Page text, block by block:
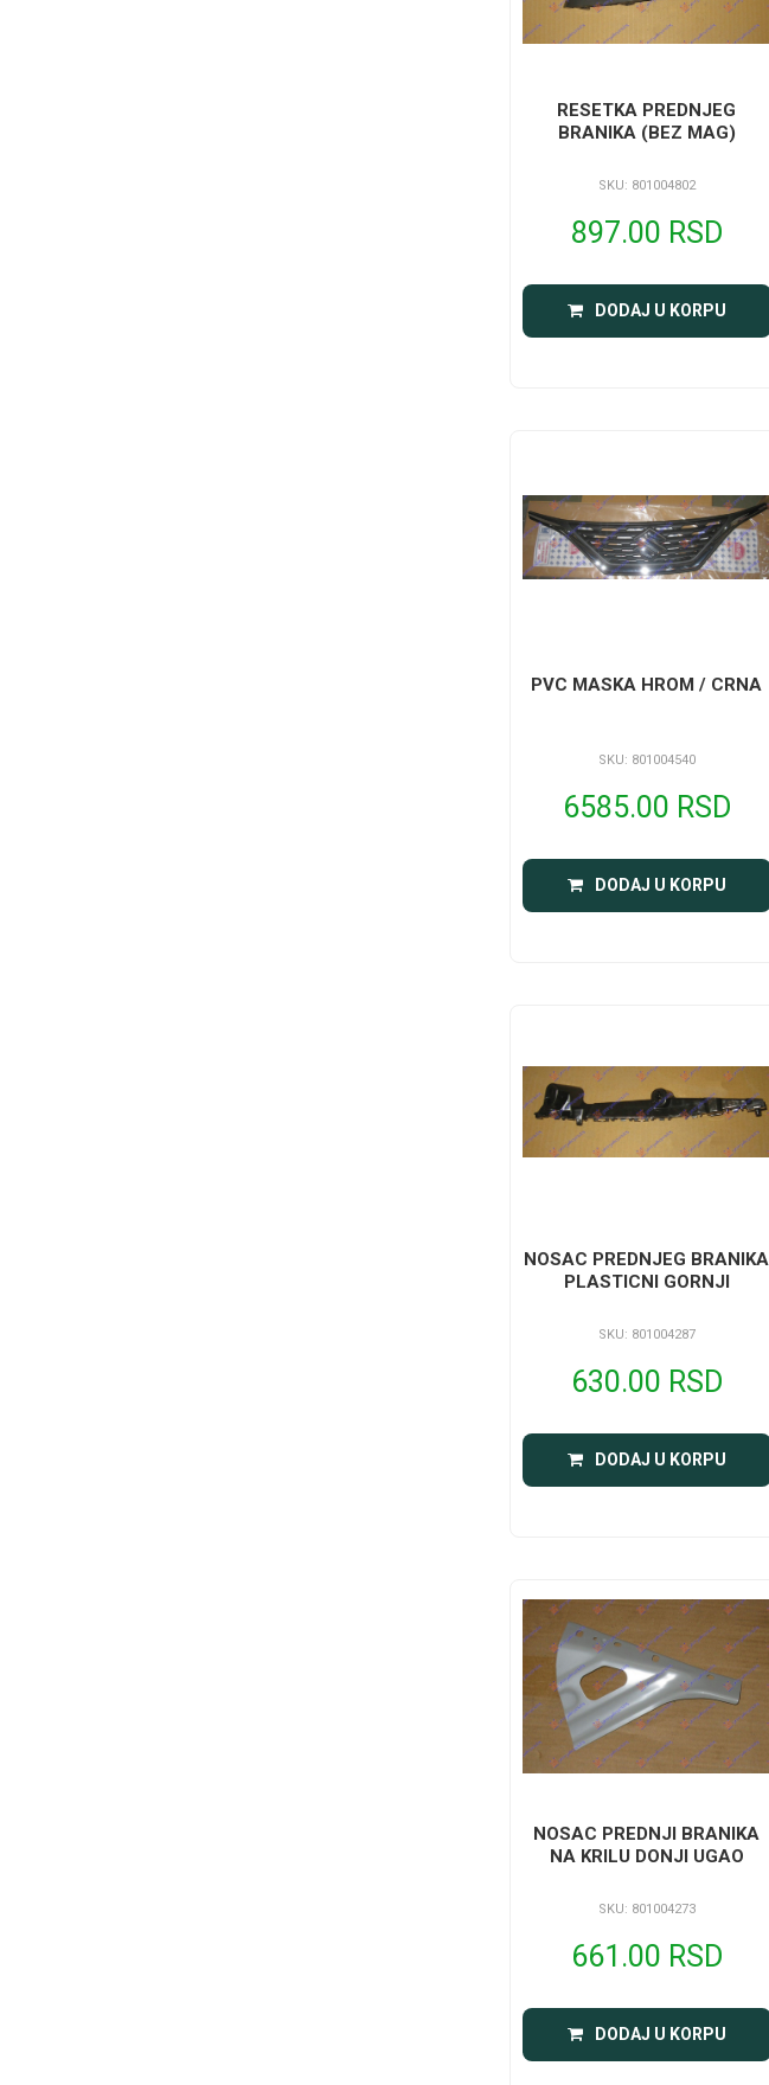
RESETKA PREDNJEG
BRANIKA (BEZ MAG)
SKU: 801004802
897.00 RSD
DODAJ U KORPU
PVC MASKA HROM / CRNA
SKU: 801004540
6585.00 RSD
DODAJ U KORPU
NOSAC PREDNJEG BRANIKA
PLASTICNI GORNJI
SKU: 801004287
630.00 RSD
DODAJ U KORPU
NOSAC PREDNJI BRANIKA
NA KRILU DONJI UGAO
SKU: 801004273
661.00 RSD
DODAJ U KORPU